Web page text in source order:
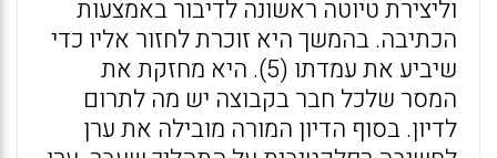
וליצירת טיוטה ראשונה לדיבור באמצעות
הכתיבה. בהמשך היא זוכרת לחזור אליו כדי
שיביע את עמדתו (5). היא מחזקת את
המסר שלכל חבר בקבוצה יש מה לתרום
לדיון. בסוף הדיון המורה מובילה את ערן